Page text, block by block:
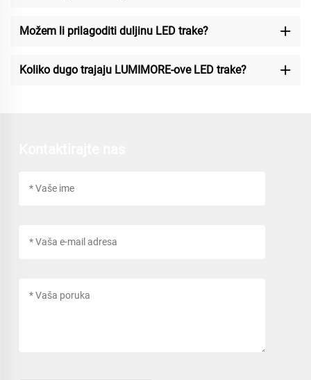
Možem li prilagoditi duljinu LED trake?
Koliko dugo trajaju LUMIMORE-ove LED trake?